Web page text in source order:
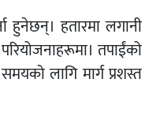
हुनेछन्। हतारमा लगानी
तपाईंको
लागि मार्ग प्रशस्त